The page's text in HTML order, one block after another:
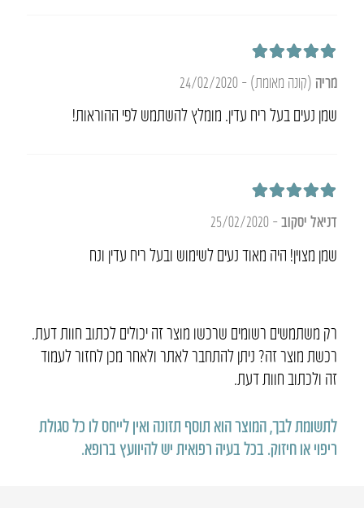
מריה (קונה מאומת) –
24/02/2020
שמן נעים בעל ריח עדין. מומלץ להשתמש לפי ההוראות!
דניאל יסקוב–
25/02/2020
שמן מצוין! היה מאוד נעים לשימוש ובעל ריח עדין ונח
רק משתמשים רשומים שרכשו מוצר זה יכולים לכתוב חוות דעת.
רכשת מוצר זה? ניתן להתחבר לאתר ולאחר מכן לחזור לעמוד
זה ולכתוב חוות דעת.
לתשומת לבך, המוצר הוא תוסף תזונה ואין לייחס לו כל סגולת
ריפוי או חיזוק. בכל בעיה רפואית יש להיוועץ ברופא.